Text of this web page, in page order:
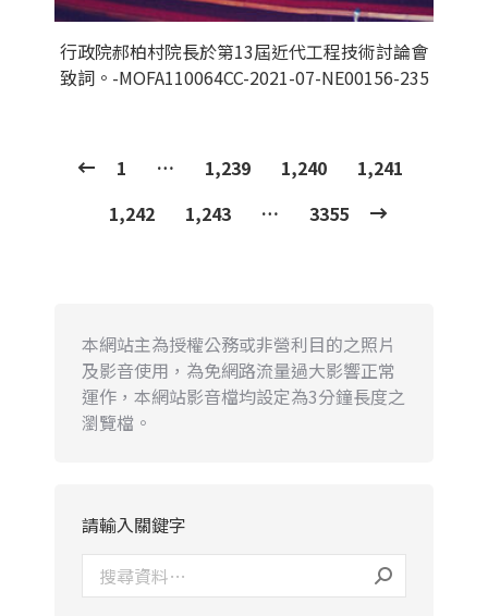
行政院郝柏村院長於第13屆近代工程技術討論會
致詞。-MOFA110064CC-2021-07-NE00156-235
1 … 1,239 1,240
1,241
1,242
1,243 … 3355
本網站主為授權公務或非營利目的之照片
及影音使用，為免網路流量過大影響正常
運作，本網站影音檔均設定為3分鐘長度之
瀏覽檔。
請輸入關鍵字